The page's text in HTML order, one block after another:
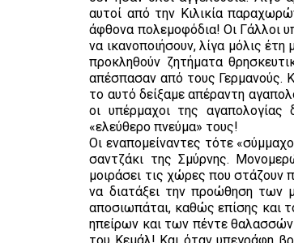
αυτοί από την Κιλικία
άφθονα πολεμοφόδια! Οι Γάλλοι
να ικανοποιήσουν, λίγα μόλις
προκληθούν ζητήματα
απέσπασαν από τους Γερμανούς.
το αυτό δείξαμε απέραντη
οι υπέρμαχοι της
«ελεύθερο πνεύμα» τους!
Οι εναπομείναντες τότε
σαντζάκι της Σμύρνης.
μοιράσει τις χώρες που στάζουν
να διατάξει την προώθηση των
αποσιωπάται, καθώς επίσης και
ηπείρων και των πέντε
του Κεμάλ! Και όταν υπεγράφη